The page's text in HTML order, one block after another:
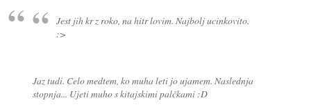
Jest jih kr z roko, na hitr lovim. Najbolj ucinkovito.
:>
Jaz tudi. Celo medtem, ko muha leti jo ujamem. Naslednja
stopnja... Ujeti muho s kitajskimi palčkami :D